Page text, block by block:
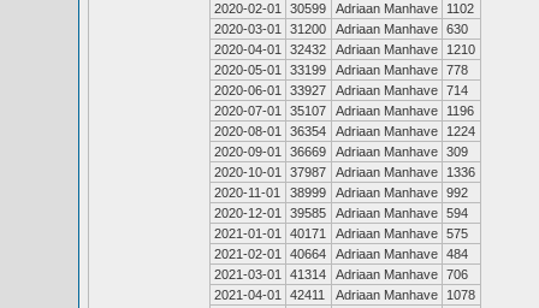
2020-02-01
30599 Adriaan Manhave
1102
2020-03-01
31200 Adriaan Manhave 630
2020-04-01
32432 Adriaan Manhave
1210
2020-05-01
33199 Adriaan Manhave 778
2020-06-01
33927 Adriaan Manhave 714
2020-07-01
35107 Adriaan Manhave
1196
2020-08-01
36354 Adriaan Manhave
1224
2020-09-01
36669 Adriaan Manhave 309
2020-10-01
37987 Adriaan Manhave
1336
2020-11-01
38999 Adriaan Manhave 992
2020-12-01
39585 Adriaan Manhave 594
2021-01-01
40171 Adriaan Manhave 575
2021-02-01
40664 Adriaan Manhave 484
2021-03-01
41314 Adriaan Manhave 706
2021-04-01
42411 Adriaan Manhave
1078